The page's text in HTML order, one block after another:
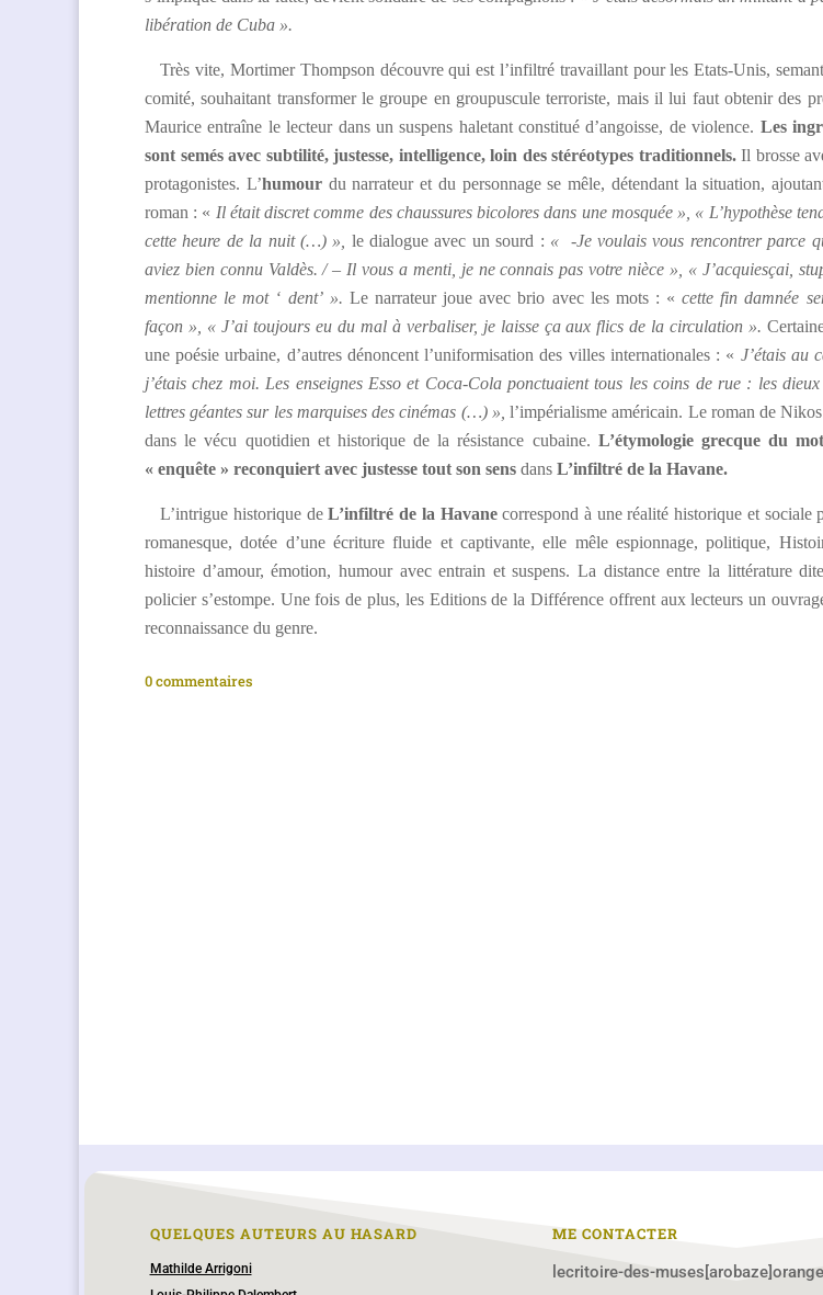
libération de Cuba ».
Très vite, Mortimer Thompson découvre qui est l’infiltré travaillant pour les Etats-Unis,
comité, souhaitant transformer le groupe en groupuscule terroriste, mais il lui faut obtenir des
Maurice entraîne le lecteur dans un suspens haletant constitué d’angoisse, de violence. Les
sont semés avec subtilité, justesse, intelligence, loin des stéréotypes traditionnels.Il brosse
protagonistes. L’humourdu narrateur et du personnage se mêle, détendant la situation,
roman : « Il était discret comme des chaussures bicolores dans une mosquée », « L’hypothèse
cette heure de la nuit (…) », le dialogue avec un sourd : « -Je voulais vous rencontrer parce
aviez bien connu Valdès. / – Il vous a menti, je ne connais pas votre nièce », « J’acquiesçai,
mentionne le mot ‘ dent’ ». Le narrateur joue avec brio avec les mots : «cette fin damnée
façon », « J’ai toujours eu du mal à verbaliser, je laisse ça aux flics de la circulation ».
une poésie urbaine, d’autres dénoncent l’uniformisation des villes internationales : « J’étais au
j’étais chez moi. Les enseignes Esso et Coca-Cola ponctuaient tous les coins de rue : les
lettres géantes sur les marquises des cinémas (…) »,l’impérialisme américain. Le roman de
dans le vécu quotidien et historique de la résistance cubaine. L’étymologie grecque du
« enquête » reconquiert avec justesse tout son sens dans L’infiltré de la Havane.
L’intrigue historique deL’infiltré de la Havanecorrespond à une réalité historique et sociale
romanesque, dotée d’une écriture fluide et captivante, elle mêle espionnage, politique,
histoire d’amour, émotion, humour avec entrain et suspens. La distance entre la littérature
policier s’estompe. Une fois de plus, les Editions de la Différence offrent aux lecteurs un
reconnaissance du genre.
0 commentaires
QUELQUES AUTEURS AU HASARD
Mathilde Arrigoni
ME CONTACTER
lecritoire-des-